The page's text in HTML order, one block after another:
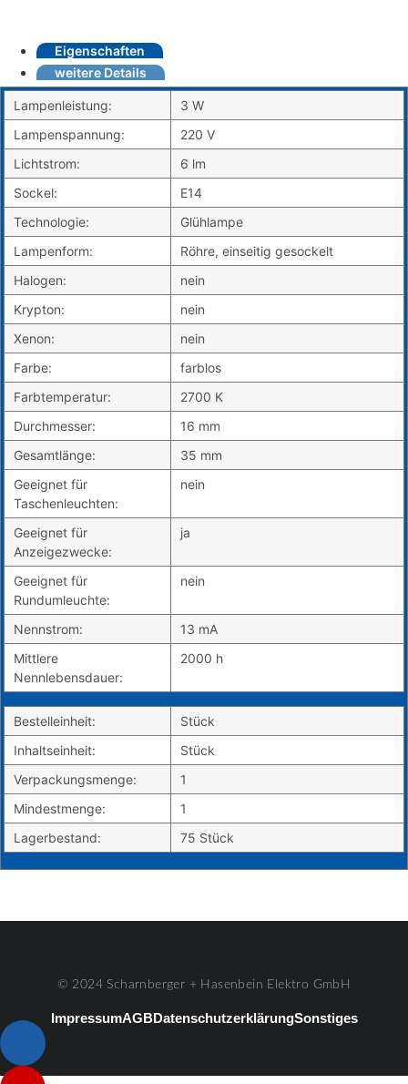
Eigenschaften
weitere Details
Lampenleistung:
3 W
Lampenspannung:
220 V
Lichtstrom:
6 lm
Sockel:
E14
Technologie:
Glühlampe
Lampenform:
Röhre, einseitig gesockelt
Halogen:
nein
Krypton:
nein
Xenon:
nein
Farbe:
farblos
Farbtemperatur:
2700 K
Durchmesser:
16 mm
Gesamtlänge:
35 mm
Geeignet für
Taschenleuchten:
nein
Geeignet für
Anzeigezwecke:
ja
Geeignet für
Rundumleuchte:
nein
Nennstrom:
13 mA
Mittlere
Nennlebensdauer:
2000 h
Bestelleinheit:
Stück
Inhaltseinheit:
Stück
Verpackungsmenge:
1
Mindestmenge:
1
Lagerbestand:
75 Stück
© 2024 Scharnberger + Hasenbein Elektro GmbH
ImpressumAGBDatenschutzerklärungSonstiges